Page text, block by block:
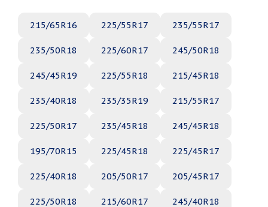
215/65R16 225/55R17 235/55R17
235/50R18 225/60R17 245/50R18
245/45R19 225/55R18 215/45R18
235/40R18 235/35R19 215/55R17
225/50R17 235/45R18 245/45R18
195/70R15 225/45R18 225/45R17
225/40R18 205/50R17 205/45R17
225/50R18 215/60R17 245/40R18